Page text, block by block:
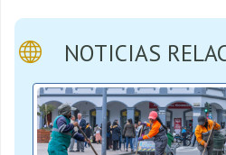
NOTICIAS